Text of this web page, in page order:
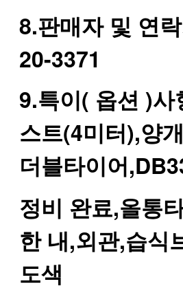
8.판매자 및 연
20-3371
9.특이( 옵션 )
스트(4미터),양
더블타이어
정비 완료,올통
한 내,외관,습식
도색